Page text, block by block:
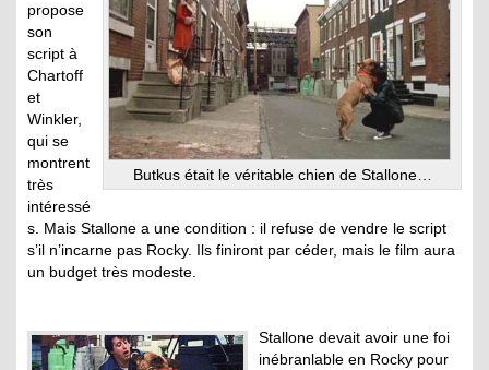
Butkus était le véritable chien de Stallone…
propose
son
script à
Chartoff
et
Winkler,
qui se
montrent
très
intéressé
s. Mais Stallone a une condition : il refuse de vendre le script
s’il n’incarne pas Rocky. Ils finiront par céder, mais le film aura
un budget très modeste.
Stallone devait avoir une foi
inébranlable en Rocky pour